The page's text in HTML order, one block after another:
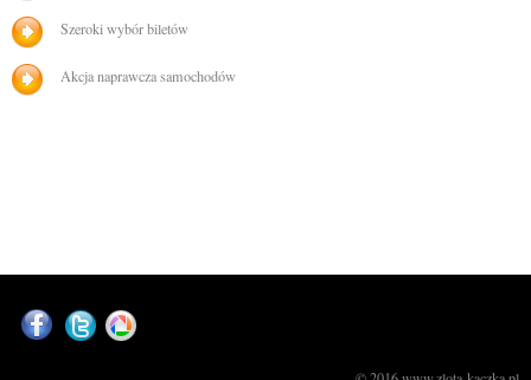
Szeroki wybór biletów
Akcja naprawcza samochodów